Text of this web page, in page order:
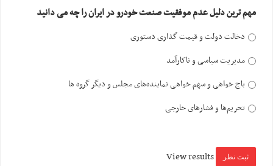
مهم ترین دلیل عدم موفقیت صنعت خودرو در ایران را چه می دانید
دخالت دولت و قیمت گذاری دستوری
مدیریت سیاسی و ناکارآمد
باج خواهی و سهم خواهی نماینده‌های مجلس و دیگر گروه ها
تحریم‌ها و فشارهای خارجی
View results